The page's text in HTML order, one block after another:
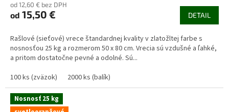
od 12,60 € bez DPH
od 15,50 € DETAIL
Rašlové (sieťové) vrece štandardnej kvality v zlatožltej farbe s
nosnosťou 25 kg a rozmerom 50 x 80 cm. Vrecia sú vzdušné a ľahké,
a pritom dostatočne pevné a odolné. Sú...
100 ks (zväzok)
2000 ks (balík)
Nosnosť 25 kg